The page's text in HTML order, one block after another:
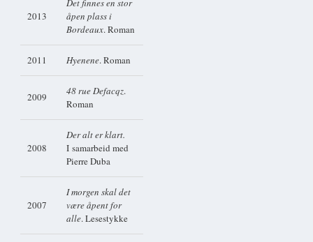
2013
Det finnes en stor
åpen plass i
Bordeaux. Roman
2011 Hyenene. Roman
2009 48 rue Defacqz.
Roman
2008
Der alt er klart.
I samarbeid med
Pierre Duba
2007
I morgen skal det
være åpent for
alle. Lesestykke